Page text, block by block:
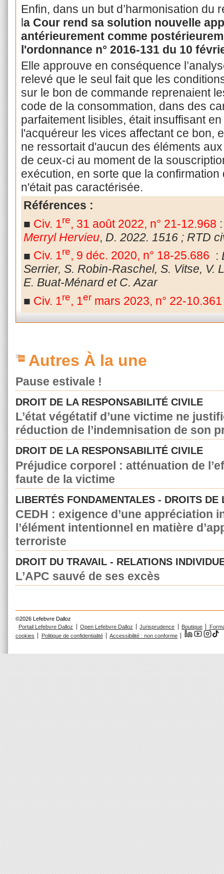
Enfin, dans un but d’harmonisation du
la Cour rend sa solution nouvelle
antérieurement comme
l'ordonnance n° 2016-131 du 10
Elle approuve en conséquence
relevé que le seul fait que les
sur le bon de commande reprenaient
code de la consommation, dans des
parfaitement lisibles, était insuffisant
l'acquéreur les vices affectant ce bon,
ne ressortait d'aucun des éléments
de ceux-ci au moment de la
exécution, en sorte que la
n'était pas caractérisée.
Références :
■ Civ. 1re, 31 août 2022, n° 21-12.968
Merryl Hervieu, D. 2022. 1516 ; RTD
■ Civ. 1re, 9 déc. 2020, n° 18-25.686 :
Serrier, S. Robin-Raschel, S. Vitse, V.
E. Buat-Ménard et C. Azar
■ Civ. 1re, 1ermars 2023, n° 22-10.361
Autres À la une
Pause estivale !
DROIT DE LA RESPONSABILITÉ CIVILE
L’état végétatif d’une victime ne
réduction de l’indemnisation de son
DROIT DE LA RESPONSABILITÉ CIVILE
Préjudice corporel : atténuation de
faute de la victime
LIBERTÉS FONDAMENTALES - DROITS DE
CEDH : exigence d’une appréciation
l’élément intentionnel en matière
terroriste
DROIT DU TRAVAIL - RELATIONS
L’APC sauvé de ses excès
©2026 Lefebvre Dalloz
Portail Lefebvre Dalloz
Open Lefebvre Dalloz Jurisprudence Boutique
cookies
Politique de confidentialité Accessibilité : non conforme